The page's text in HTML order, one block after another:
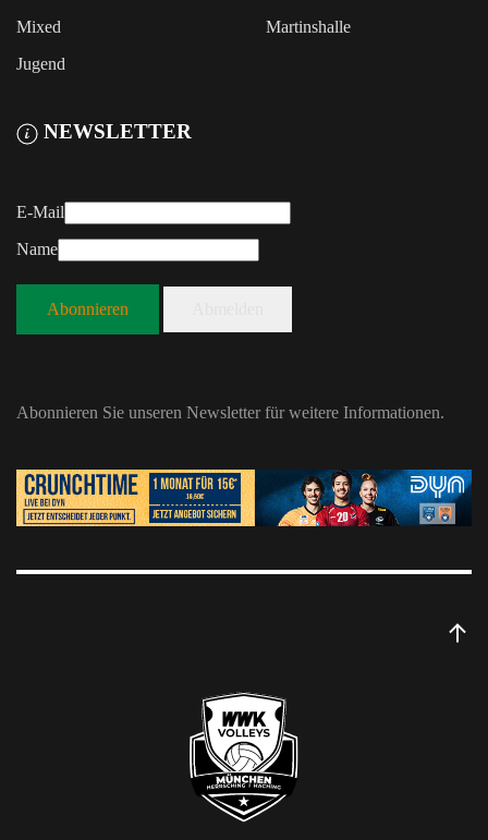
Mixed
Jugend
Martinshalle
NEWSLETTER
E-Mail
Name
Abonnieren
Abonnieren Sie unseren Newsletter für weitere Informationen.